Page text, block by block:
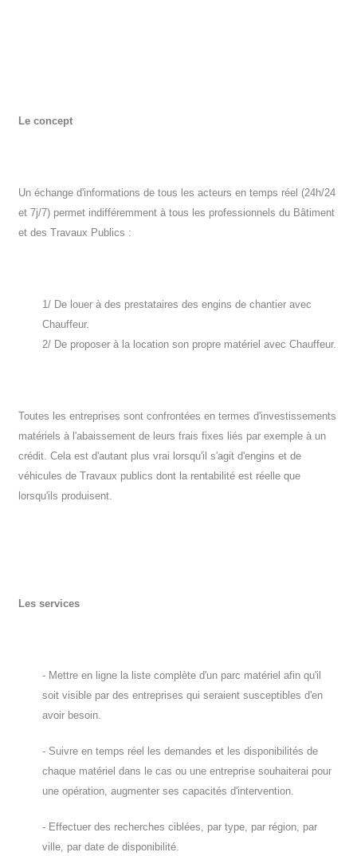
Le concept
Un échange d'informations de tous les acteurs en temps réel (24h/24
et 7j/7) permet indifféremment à tous les professionnels du Bâtiment
et des Travaux Publics :
1/ De louer à des prestataires des engins de chantier avec
Chauffeur.
2/ De proposer à la location son propre matériel avec Chauffeur.
Toutes les entreprises sont confrontées en termes d'investissements
matériels à l'abaissement de leurs frais fixes liés par exemple à un
crédit. Cela est d'autant plus vrai lorsqu'il s'agit d'engins et de
véhicules de Travaux publics dont la rentabilité est réelle que
lorsqu'ils produisent.
Les services
- Mettre en ligne la liste complète d'un parc matériel afin qu'il
soit visible par des entreprises qui seraient susceptibles d'en
avoir besoin.
- Suivre en temps réel les demandes et les disponibilités de
chaque matériel dans le cas ou une entreprise souhaiterai pour
une opération, augmenter ses capacités d'intervention.
- Effectuer des recherches ciblées, par type, par région, par
ville, par date de disponibilité.